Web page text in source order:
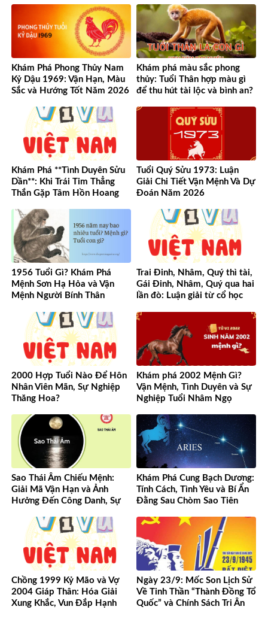
Khám Phá Phong Thủy Nam
Kỷ Dậu 1969: Vận Hạn, Màu
Sắc và Hướng Tốt Năm 2026
Khám phá màu sắc phong
thủy: Tuổi Thân hợp màu gì
để thu hút tài lộc và bình an?
Khám Phá **Tình Duyên Sửu
Dần**: Khi Trái Tim Thẳng
Thắn Gặp Tâm Hồn Hoang
Tuổi Quý Sửu 1973: Luận
Giải Chi Tiết Vận Mệnh Và Dự
Đoán Năm 2026
1956 Tuổi Gì? Khám Phá
Mệnh Sơn Hạ Hỏa và Vận
Mệnh Người Bính Thân
Trai Đinh, Nhâm, Quý thì tài,
Gái Đinh, Nhâm, Quý qua hai
lần đò: Luận giải từ cổ học
2000 Hợp Tuổi Nào Để Hôn
Nhân Viên Mãn, Sự Nghiệp
Thăng Hoa?
Khám phá 2002 Mệnh Gì?
Vận Mệnh, Tình Duyên và Sự
Nghiệp Tuổi Nhâm Ngọ
Sao Thái Âm Chiếu Mệnh:
Giải Mã Vận Hạn và Ảnh
Hưởng Đến Công Danh, Sự
Khám Phá Cung Bạch Dương:
Tính Cách, Tình Yêu và Bí Ẩn
Đằng Sau Chòm Sao Tiên
Chồng 1999 Kỷ Mão và Vợ
2004 Giáp Thân: Hóa Giải
Xung Khắc, Vun Đắp Hạnh
Ngày 23/9: Mốc Son Lịch Sử
Về Tinh Thần “Thành Đồng Tổ
Quốc” và Chính Sách Tri Ân